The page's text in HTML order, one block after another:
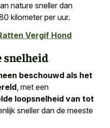
nature sneller dan
kilometer per uur.
Vergif Hond
snelheid
beschouwd als het
, met een
loopsnelheid van tot
sneller dan de meeste